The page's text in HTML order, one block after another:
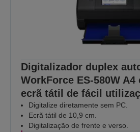
Digitalizador duplex
WorkForce ES-580W
ecrã tátil de fácil
Digitalize diretamente sem PC.
Ecrã tátil de 10,9 cm.
Digitalização de frente e verso.